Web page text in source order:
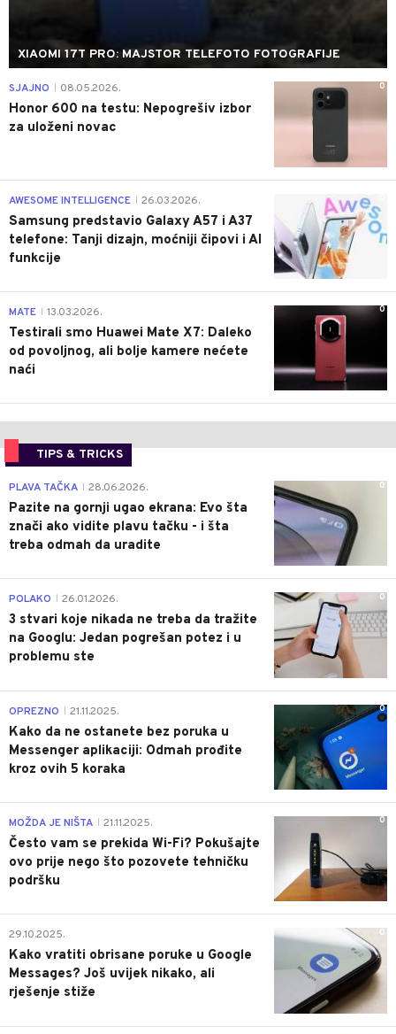
XIAOMI 17T PRO: MAJSTOR TELEFOTO FOTOGRAFIJE
0
SJAJNO 08.05.2026.
Honor 600 na testu: Nepogrešiv izbor
za uloženi novac
AWESOME INTELLIGENCE 26.03.2026.
Samsung predstavio Galaxy A57 i A37
telefone: Tanji dizajn, moćniji čipovi i AI
funkcije
0
MATE 13.03.2026.
Testirali smo Huawei Mate X7: Daleko
od povoljnog, ali bolje kamere nećete
naći
TIPS & TRICKS
0
PLAVA TAČKA 28.06.2026.
Pazite na gornji ugao ekrana: Evo šta
znači ako vidite plavu tačku - i šta
treba odmah da uradite
0
POLAKO 26.01.2026.
3 stvari koje nikada ne treba da tražite
na Googlu: Jedan pogrešan potez i u
problemu ste
0
OPREZNO 21.11.2025.
Kako da ne ostanete bez poruka u
Messenger aplikaciji: Odmah prođite
kroz ovih 5 koraka
0
MOŽDA JE NIŠTA 21.11.2025.
Često vam se prekida Wi-Fi? Pokušajte
ovo prije nego što pozovete tehničku
podršku
0
29.10.2025.
Kako vratiti obrisane poruke u Google
Messages? Još uvijek nikako, ali
rješenje stiže